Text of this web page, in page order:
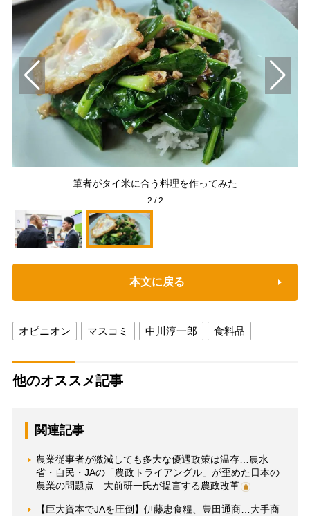
筆者がタイ米に合う料理を作ってみた
2 /2
本文に戻る
オピニオン マスコミ 中川淳一郎 食料品
他のオススメ記事
関連記事
農業従事者が激減しても多大な優遇政策は温存…農水
省・自民・JAの「農政トライアングル」が歪めた日本の
農業の問題点 大前研一氏が提言する農政改革
【巨大資本でJAを圧倒】伊藤忠食糧、豊田通商…大手商